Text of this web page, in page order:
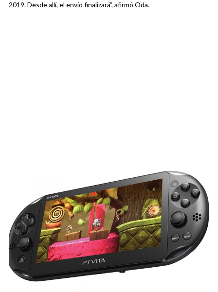
2019. Desde allí, el envío finalizará”, afirmó Oda.